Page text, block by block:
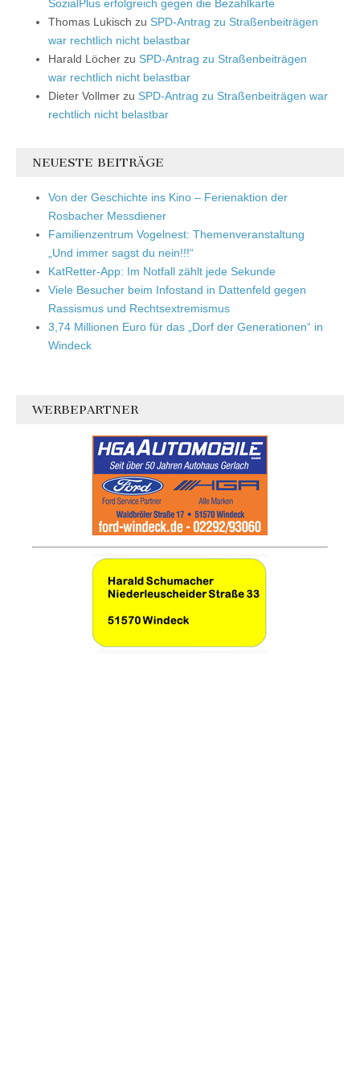
SozialPlus erfolgreich gegen die Bezahlkarte
Thomas Lukisch zu SPD-Antrag zu Straßenbeiträgen
war rechtlich nicht belastbar
Harald Löcher zu SPD-Antrag zu Straßenbeiträgen
war rechtlich nicht belastbar
Dieter Vollmer zu SPD-Antrag zu Straßenbeiträgen war
rechtlich nicht belastbar
NEUESTE BEITRÄGE
Von der Geschichte ins Kino – Ferienaktion der
Rosbacher Messdiener
Familienzentrum Vogelnest: Themenveranstaltung
„Und immer sagst du nein!!!“
KatRetter-App: Im Notfall zählt jede Sekunde
Viele Besucher beim Infostand in Dattenfeld gegen
Rassismus und Rechtsextremismus
3,74 Millionen Euro für das „Dorf der Generationen“ in
Windeck
WERBEPARTNER